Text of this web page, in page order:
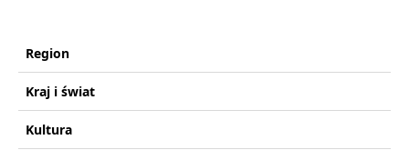
Region
Kraj i świat
Kultura